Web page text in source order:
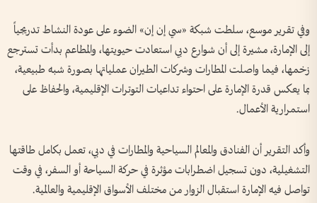
وفي تقرير موسع، سلطت شبكة «سي إن إن» الضوء على عودة النشاط تدريجياً
إلى الإمارة، مشيرة إلى أن شوارع دبي استعادت حيويتها، والمطاعم بدأت تسترجع
زخمها، فيما واصلت المطارات وشركات الطيران عملياتها بصورة شبه طبيعية،
بما يعكس قدرة الإمارة على احتواء تداعيات التوترات الإقليمية، والحفاظ على
استمرارية الأعمال.
وأكد التقرير أن الفنادق والمعالم السياحية والمطارات في دبي، تعمل بكامل طاقتها
التشغيلية، دون تسجيل اضطرابات مؤثرة في حركة السياحة أو السفر، في وقت
تواصل فيه الإمارة استقبال الزوار من مختلف الأسواق الإقليمية والعالمية.